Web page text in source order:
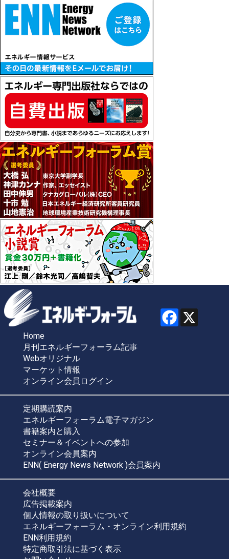
Home
月刊エネルギーフォーラム記事
Webオリジナル
マーケット情報
オンライン会員ログイン
定期購読案内
エネルギーフォーラム電子マガジン
書籍案内と購入
セミナー＆イベントへの参加
オンライン会員案内
ENN( Energy News Network )会員案内
会社概要
広告掲載案内
個人情報の取り扱いについて
エネルギーフォーラム・オンライン利用規約
ENN利用規約
特定商取引法に基づく表示